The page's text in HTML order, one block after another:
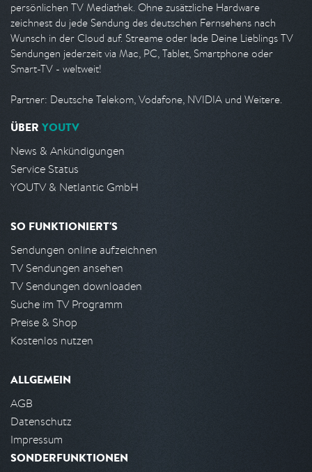
persönlichen TV Mediathek. Ohne zusätzliche Hardware
zeichnest du jede Sendung des deutschen Fernsehens nach
Wunsch in der Cloud auf. Streame oder lade Deine Lieblings TV
Sendungen jederzeit via Mac, PC, Tablet, Smartphone oder
Smart-TV - weltweit!
Partner: Deutsche Telekom, Vodafone, NVIDIA und Weitere.
ÜBER YOUTV
News & Ankündigungen
Service Status
YOUTV & Netlantic GmbH
SO FUNKTIONIERT'S
Sendungen online aufzeichnen
TV Sendungen ansehen
TV Sendungen downloaden
Suche im TV Programm
Preise & Shop
Kostenlos nutzen
ALLGEMEIN
AGB
Datenschutz
Impressum
SONDERFUNKTIONEN